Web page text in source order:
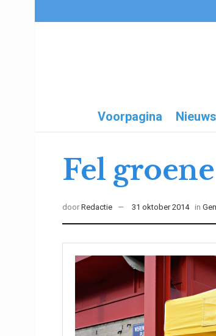
Voorpagina Nieuws
Fel
door Redactie 31 oktober 2014 in